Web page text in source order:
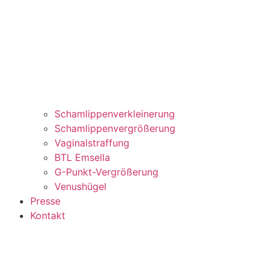
Schamlippenverkleinerung
Schamlippenvergrößerung
Vaginalstraffung
BTL Emsella
G-Punkt-Vergrößerung
Venushügel
Presse
Kontakt